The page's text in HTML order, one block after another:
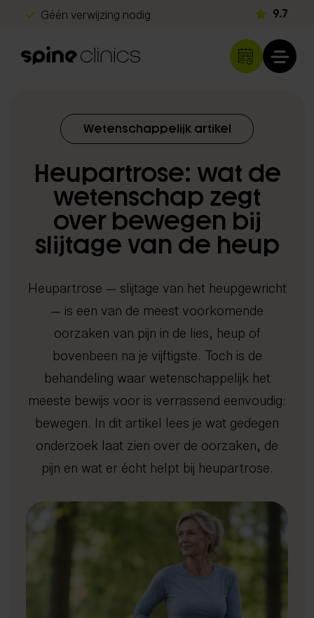
Géén verwijzing nodig
Snel herstel
9.7
Rug- en nekklachten
Echografie
Chiropractie
herstelprogramma
Klachten
Rug- en nekklachten
Hoofdpijn
Schouder- en armklachten
Heup- en beenklachten
Sportblessures
Kinderen & baby's
Overige klachten
Echografie
iDXA scan
Metabolisme test
DNA analyse
Orthopedisch onderzoek
Behandelingen
Chiropractie
Shockwave therapie
Lasertherapie
Focussed shockwave therapie
Spierontspannende technieken
NESA therapie
Zuurstoftraining (IHHT)
Infrarood- en nabij-infraroodtherapie
Activator
Mobilisatie
Radiale shockwave therapie
Oefentherapie
Zwangerschapsmassage
Programma's
Beter slapen met inzicht
Afvallen met inzicht
Gezond oud worden
Peak Performance
Reintegratie & Werkvitaliteit
Over ons
Locaties
Gemert-Bakel
Kennisbank
Nieuws en blogs
Expertisecentrum
Tarieven
Contact
Afspraak maken
085 - 760 92 40
info@spine-clinics.nl
Wetenschappelijk artikel
Heupartrose: wat de
wetenschap zegt
over bewegen bij
slijtage van de heup
Heupartrose — slijtage van het heupgewricht
— is een van de meest voorkomende
oorzaken van pijn in de lies, heup of
bovenbeen na je vijftigste. Toch is de
behandeling waar wetenschappelijk het
meeste bewijs voor is verrassend eenvoudig:
bewegen. In dit artikel lees je wat gedegen
onderzoek laat zien over de oorzaken, de
pijn en wat er écht helpt bij heupartrose.